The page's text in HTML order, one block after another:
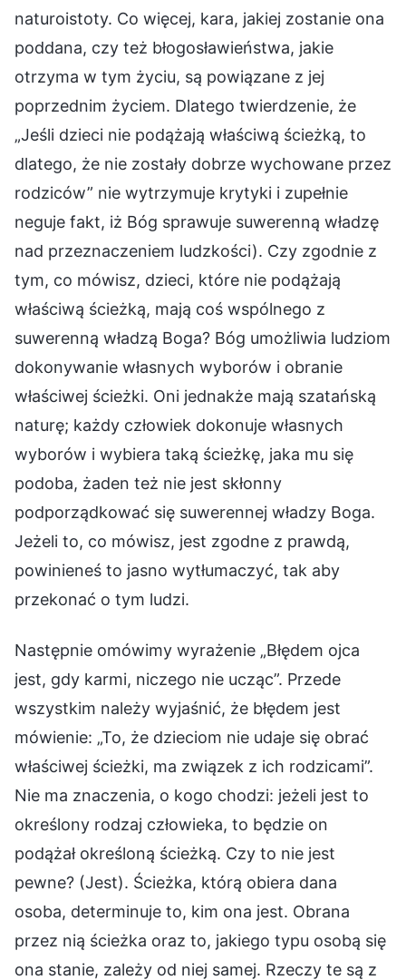
naturoistoty. Co więcej, kara, jakiej zostanie ona
poddana, czy też błogosławieństwa, jakie
otrzyma w tym życiu, są powiązane z jej
poprzednim życiem. Dlatego twierdzenie, że
„Jeśli dzieci nie podążają właściwą ścieżką, to
dlatego, że nie zostały dobrze wychowane przez
rodziców” nie wytrzymuje krytyki i zupełnie
neguje fakt, iż Bóg sprawuje suwerenną władzę
nad przeznaczeniem ludzkości). Czy zgodnie z
tym, co mówisz, dzieci, które nie podążają
właściwą ścieżką, mają coś wspólnego z
suwerenną władzą Boga? Bóg umożliwia ludziom
dokonywanie własnych wyborów i obranie
właściwej ścieżki. Oni jednakże mają szatańską
naturę; każdy człowiek dokonuje własnych
wyborów i wybiera taką ścieżkę, jaka mu się
podoba, żaden też nie jest skłonny
podporządkować się suwerennej władzy Boga.
Jeżeli to, co mówisz, jest zgodne z prawdą,
powinieneś to jasno wytłumaczyć, tak aby
przekonać o tym ludzi.
Następnie omówimy wyrażenie „Błędem ojca
jest, gdy karmi, niczego nie ucząc”. Przede
wszystkim należy wyjaśnić, że błędem jest
mówienie: „To, że dzieciom nie udaje się obrać
właściwej ścieżki, ma związek z ich rodzicami”.
Nie ma znaczenia, o kogo chodzi: jeżeli jest to
określony rodzaj człowieka, to będzie on
podążał określoną ścieżką. Czy to nie jest
pewne? (Jest). Ścieżka, którą obiera dana
osoba, determinuje to, kim ona jest. Obrana
przez nią ścieżka oraz to, jakiego typu osobą się
ona stanie, zależy od niej samej. Rzeczy te są z